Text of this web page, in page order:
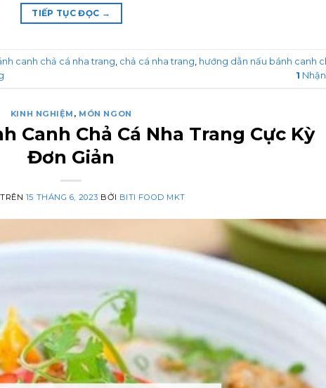
TIẾP TỤC ĐỌC →
canh chả cá nha trang chả cá nha trang hướng dẫn nấu bánh canh
1
KINH NGHIỆM , MÓN NGON
Canh Chả Cá Nha Trang Cực Kỳ
Đơn Giản
15 THÁNG 6, 2023 BỞI BITI FOOD MKT